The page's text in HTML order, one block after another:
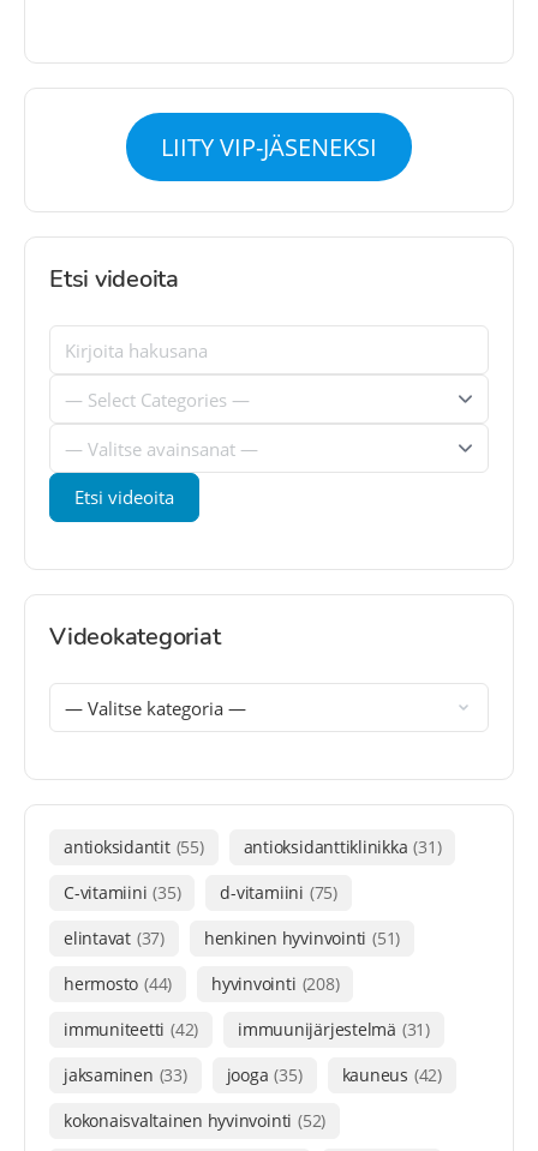
LIITY VIP-JÄSENEKSI
Etsi videoita
Videokategoriat
antioksidantit (55) antioksidanttiklinikka (31)
C-vitamiini (35) d-vitamiini (75)
elintavat (37) henkinen hyvinvointi (51)
hermosto (44) hyvinvointi (208)
immuniteetti (42) immuunijärjestelmä (31)
jaksaminen (33) jooga (35) kauneus (42)
kokonaisvaltainen hyvinvointi (52)